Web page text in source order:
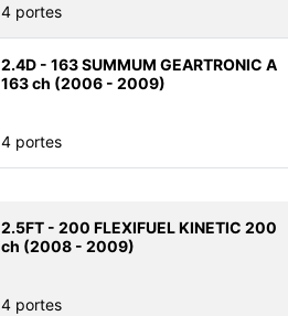
4 portes
2.4D - 163 SUMMUM GEARTRONIC A
163 ch (2006 - 2009)
4 portes
2.5FT - 200 FLEXIFUEL KINETIC 200
ch (2008 - 2009)
4 portes